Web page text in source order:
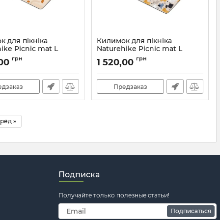
для пікніка
Picnic mat L
NH21FCD01 art
грн
Килимок для пікніка
Naturehike Picnic mat L
210*240 NH21FCD01 pet
Артикул:7_62470
1 520,00 грн
Предзаказ
»
Подписка
Получайте только полезные статьи!
Подписаться